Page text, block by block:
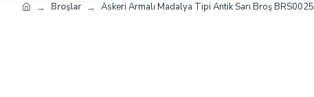
Broşlar Askeri Armalı Madalya Tipi Antik Sarı Broş BRS0025